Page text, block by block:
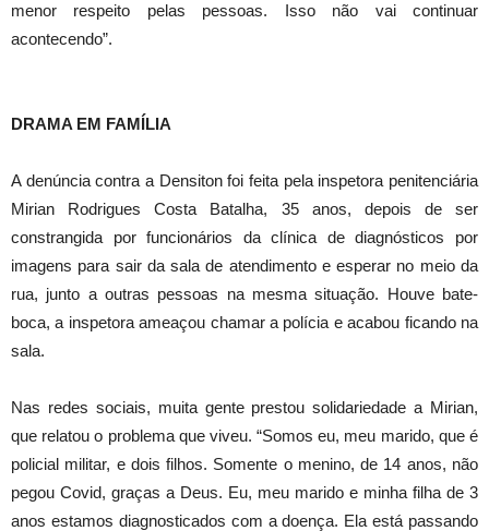
menor respeito pelas pessoas. Isso não vai continuar
acontecendo”.
DRAMA EM FAMÍLIA
A denúncia contra a Densiton foi feita pela inspetora penitenciária
Mirian Rodrigues Costa Batalha, 35 anos, depois de ser
constrangida por funcionários da clínica de diagnósticos por
imagens para sair da sala de atendimento e esperar no meio da
rua, junto a outras pessoas na mesma situação. Houve bate-
boca, a inspetora ameaçou chamar a polícia e acabou ficando na
sala.
Nas redes sociais, muita gente prestou solidariedade a Mirian,
que relatou o problema que viveu. “Somos eu, meu marido, que é
policial militar, e dois filhos. Somente o menino, de 14 anos, não
pegou Covid, graças a Deus. Eu, meu marido e minha filha de 3
anos estamos diagnosticados com a doença. Ela está passando